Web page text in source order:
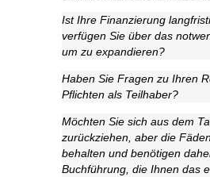
Ist Ihre Finanzierung
verfügen Sie über das
um zu expandieren?
Haben Sie Fragen zu Ihren
Pflichten als Teilhaber?
Möchten Sie sich aus dem
zurückziehen, aber die
behalten und benötigen
Buchführung, die Ihnen das